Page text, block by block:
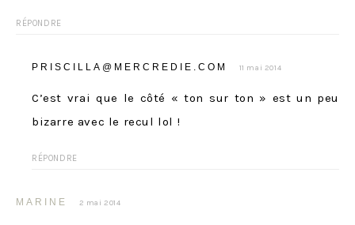
RÉPONDRE
PRISCILLA@MERCREDIE.COM 11 mai 2014
C’est vrai que le côté « ton sur ton » est un peu
bizarre avec le recul lol !
RÉPONDRE
MARINE 2 mai 2014